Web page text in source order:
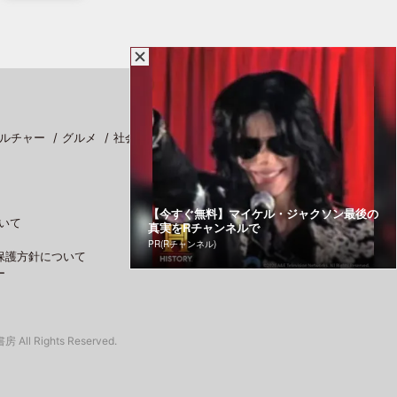
チャー グルメ 社会 スポーツ
て
護方針について
房 All Rights Reserved.
【今すぐ無料】マイケル・ジャクソン最後の
真実をRチャンネルで
PR(Rチャンネル)